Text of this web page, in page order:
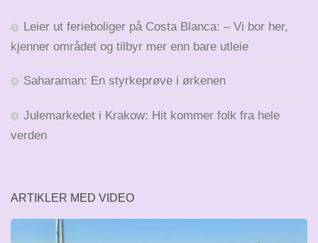
Leier ut ferieboliger på Costa Blanca: – Vi bor her,
kjenner området og tilbyr mer enn bare utleie
Saharaman: En styrkeprøve i ørkenen
Julemarkedet i Krakow: Hit kommer folk fra hele
verden
ARTIKLER MED VIDEO